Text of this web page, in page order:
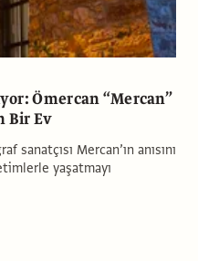
Ömercan “Mercan”
Bir Ev
sanatçısı Mercan’ın anısını
yaşatmayı